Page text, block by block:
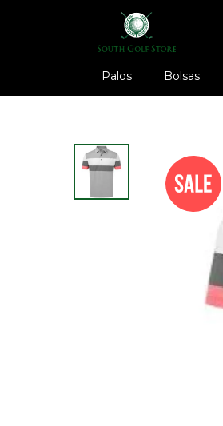
Palos Bolsas